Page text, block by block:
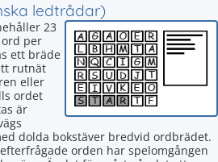
ledtrådar)
23
per
ett bräde
rutnät
eller
ordet
är
dolda bokstäver bredvid ordbrädet.
orden har spelomgången